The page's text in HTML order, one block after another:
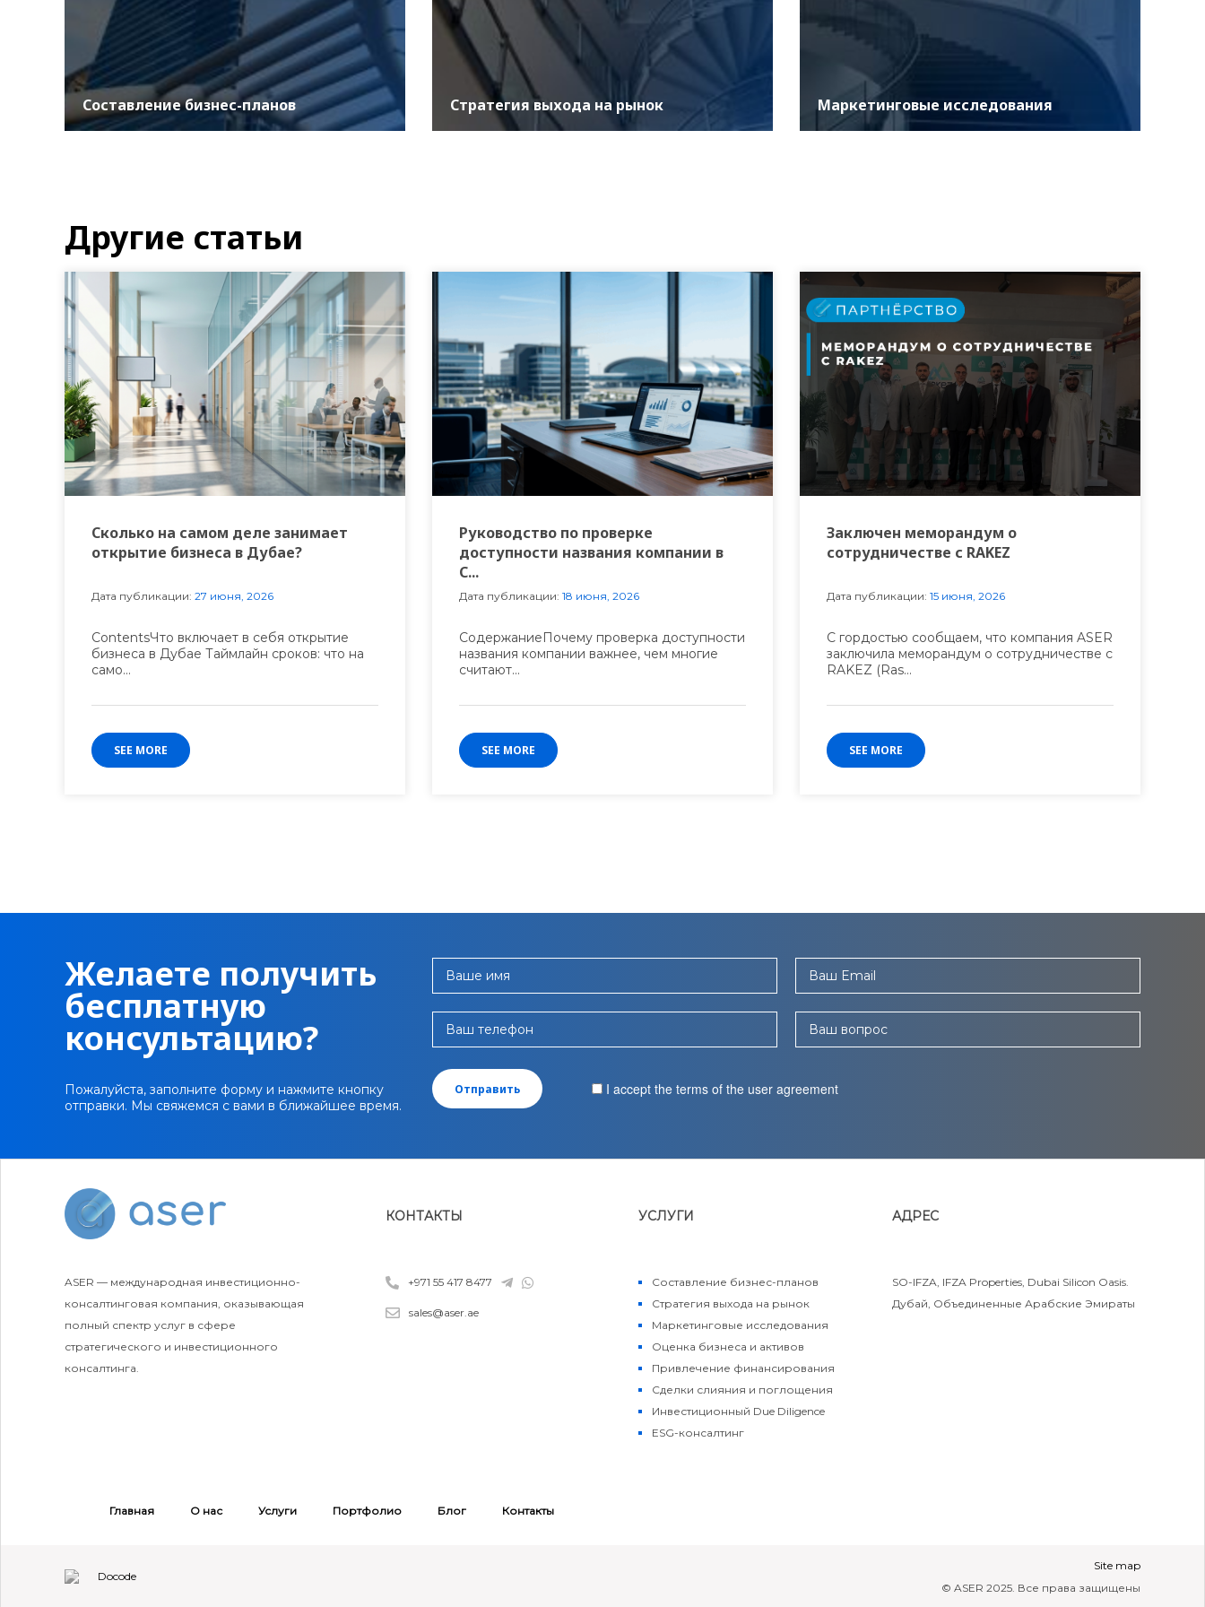
Составление бизнес-планов Стратегия выхода на рынок Маркетинговые исследования
Другие статьи
Сколько на самом деле занимает
открытие бизнеса в Дубае?
Дата публикации: 27 июня, 2026
ContentsЧто включает в себя открытие
бизнеса в Дубае Таймлайн сроков: что на
само...
SEE MORE
Руководство по проверке
доступности названия компании в
С...
Дата публикации: 18 июня, 2026
СодержаниеПочему проверка доступности
названия компании важнее, чем многие
считают...
SEE MORE
Заключен меморандум о
сотрудничестве с RAKEZ
Дата публикации: 15 июня, 2026
С гордостью сообщаем, что компания ASER
заключила меморандум о сотрудничестве с
RAKEZ (Ras...
SEE MORE
Желаете получить
бесплатную
консультацию?
Пожалуйста, заполните форму и нажмите кнопку
отправки. Мы свяжемся с вами в ближайшее время.
Ваше имя Ваш Email
Ваш телефон Ваш вопрос
I accept the terms of the user agreement
ASER — международная инвестиционно-
консалтинговая компания, оказывающая
полный спектр услуг в сфере
стратегического и инвестиционного
консалтинга.
КОНТАКТЫ
+971 55 417 8477
sales@aser.ae
УСЛУГИ
Составление бизнес-планов
Стратегия выхода на рынок
Маркетинговые исследования
Оценка бизнеса и активов
Привлечение финансирования
Сделки слияния и поглощения
Инвестиционный Due Diligence
ESG-консалтинг
АДРЕС
SO-IFZA, IFZA Properties, Dubai Silicon Oasis.
Дубай, Объединенные Арабские Эмираты
Главная О нас Услуги Портфолио Блог Контакты
Site map
© ASER 2025. Все права защищены